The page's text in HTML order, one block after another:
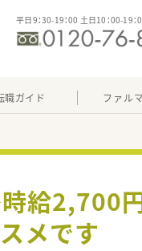
平日9：30-19：00 土日10：00-19：
職ガイド ファル
給2,700
メです